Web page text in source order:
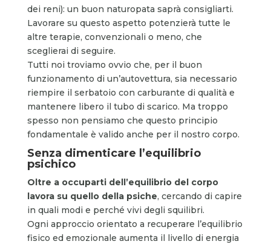
dei reni): un buon naturopata saprà consigliarti.
Lavorare su questo aspetto potenzierà tutte le
altre terapie, convenzionali o meno, che
sceglierai di seguire.
Tutti noi troviamo ovvio che, per il buon
funzionamento di un’autovettura, sia necessario
riempire il serbatoio con carburante di qualità e
mantenere libero il tubo di scarico. Ma troppo
spesso non pensiamo che questo principio
fondamentale è valido anche per il nostro corpo.
Senza dimenticare l’equilibrio
psichico
Oltre a occuparti dell’equilibrio del corpo
lavora su quello della psiche, cercando di capire
in quali modi e perché vivi degli squilibri.
Ogni approccio orientato a recuperare l’equilibrio
fisico ed emozionale aumenta il livello di energia